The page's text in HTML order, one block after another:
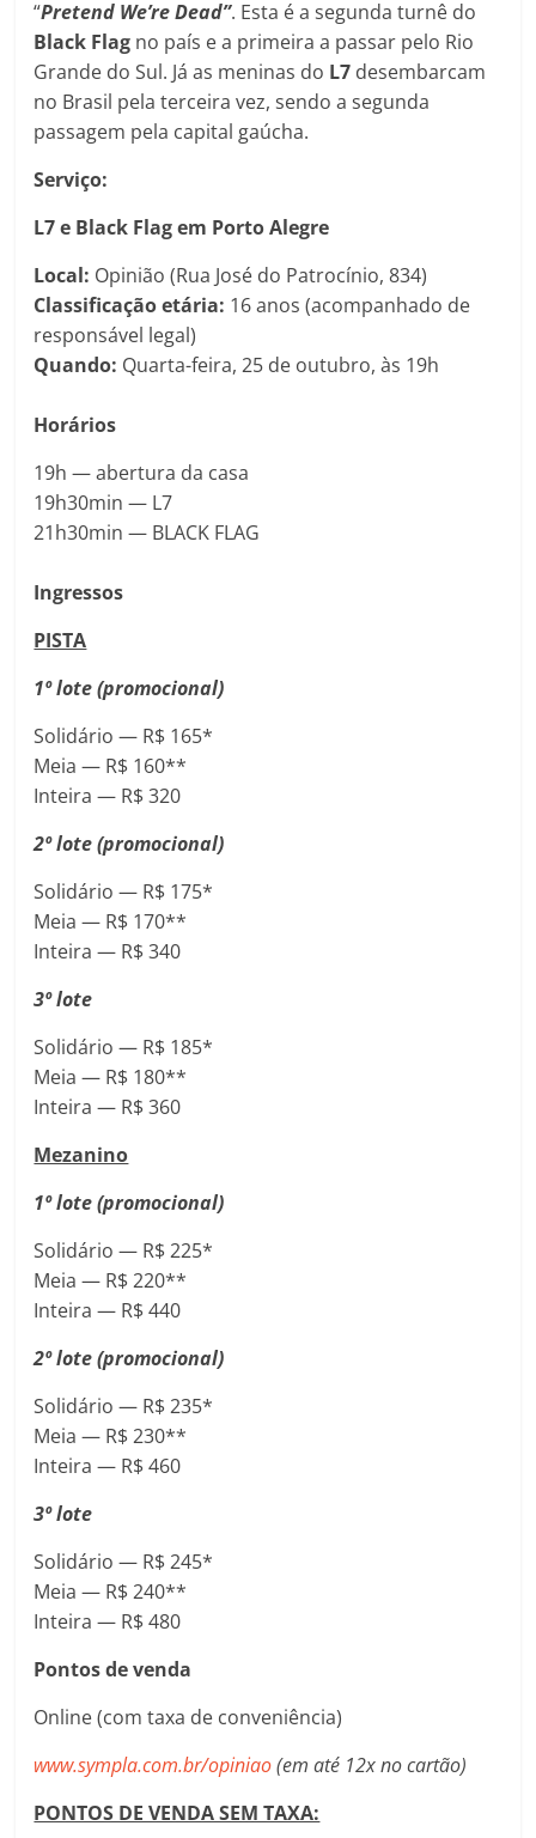
“Pretend We’re Dead”. Esta é a segunda turnê do
Black Flag no país e a primeira a passar pelo Rio
Grande do Sul. Já as meninas do L7 desembarcam
no Brasil pela terceira vez, sendo a segunda
passagem pela capital gaúcha.
Serviço:
L7 e Black Flag em Porto Alegre
Local: Opinião (Rua José do Patrocínio, 834)
Classificação etária: 16 anos (acompanhado de
responsável legal)
Quando: Quarta-feira, 25 de outubro, às 19h
Horários
19h — abertura da casa
19h30min — L7
21h30min — BLACK FLAG
Ingressos
PISTA
1º lote (promocional)
Solidário — R$ 165*
Meia — R$ 160**
Inteira — R$ 320
2º lote (promocional)
Solidário — R$ 175*
Meia — R$ 170**
Inteira — R$ 340
3º lote
Solidário — R$ 185*
Meia — R$ 180**
Inteira — R$ 360
Mezanino
1º lote (promocional)
Solidário — R$ 225*
Meia — R$ 220**
Inteira — R$ 440
2º lote (promocional)
Solidário — R$ 235*
Meia — R$ 230**
Inteira — R$ 460
3º lote
Solidário — R$ 245*
Meia — R$ 240**
Inteira — R$ 480
Pontos de venda
Online (com taxa de conveniência)
www.sympla.com.br/opiniao(em até 12x no cartão)
PONTOS DE VENDA SEM TAXA: